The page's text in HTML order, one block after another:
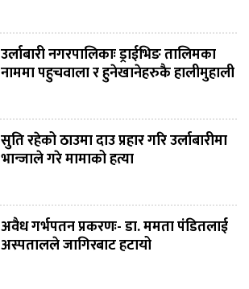
उर्लाबारी नगरपालिकाः ड्राईभिङ तालिमका
नाममा पहुचवाला र हुनेखानेहरुकै हालीमुहाली
सुति रहेको ठाउमा दाउ प्रहार गरि उर्लाबारीमा
भान्जाले गरे मामाको हत्या
अवैध गर्भपतन प्रकरणः- डा. ममता पंडितलाई
अस्पतालले जागिरबाट हटायो